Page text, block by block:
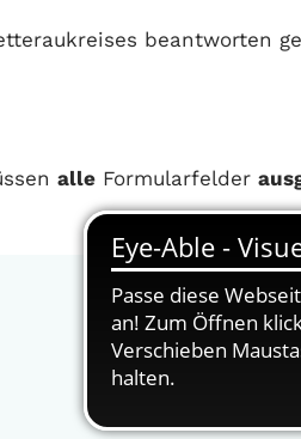
beantworten
alle Formularfelder